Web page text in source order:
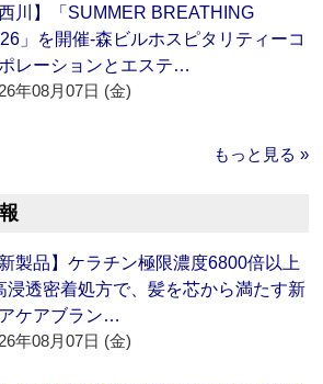
西川】「SUMMER BREATHING
」を開催‐森ビルホスピタリティーコ
レーションとエステ…
年08月07日 (金)
もっと見る »
新製品】ケラチン極限濃度6800倍以上
浸透密着処方で、髪を芯から満たす新
ケアブラン…
年08月07日 (金)